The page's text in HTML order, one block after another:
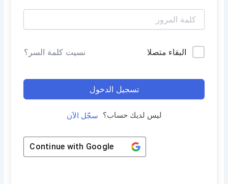
البقاء متصلا نسيت كلمة السر؟
تسجيل الدخول
ليس لديك حساب؟ سجّل الآن
Continue with Google